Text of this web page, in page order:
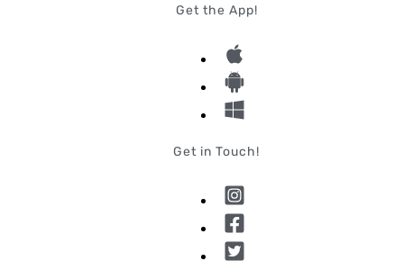
Get the App!
Get in Touch!